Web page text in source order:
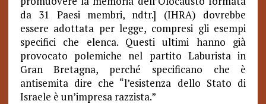
da 31 Paesi membri, ndtr.] (IHRA) dovrebbe
essere adottata per legge, compresi gli esempi
specifici che elenca. Questi ultimi hanno già
provocato polemiche nel partito Laburista in
Gran Bretagna, perché specificano che è
antisemita dire che “l’esistenza dello Stato di
Israele è un’impresa razzista.”